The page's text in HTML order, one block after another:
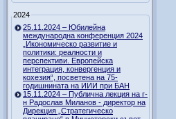
2024
25.11.2024 – Юбилейна
международна конференция 2024
„Икономическо развитие и
политики: реалности и
перспективи. Европейска
интеграция, конвергенция и
кохезия“, посветена на 75-
годишнината на ИИИ при БАН
15.11.2024 – Публична лекция на г-
н Радослав Миланов - директор на
Дирекция „Стратегическо